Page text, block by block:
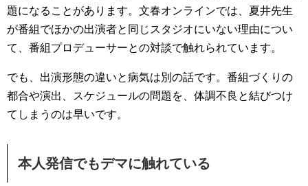
題になることがあります。文春オンラインでは、夏井先生
が番組でほかの出演者と同じスタジオにいない理由につい
て、番組プロデューサーとの対談で触れられています。
でも、出演形態の違いと病気は別の話です。番組づくりの
都合や演出、スケジュールの問題を、体調不良と結びつけ
てしまうのは早いです。
本人発信でもデマに触れている